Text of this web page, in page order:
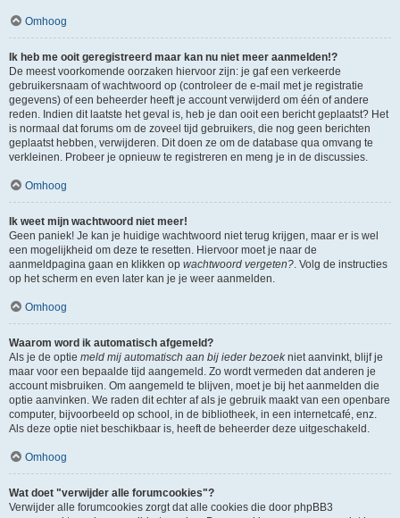
Omhoog
Ik heb me ooit geregistreerd maar kan nu niet meer aanmelden!?
De meest voorkomende oorzaken hiervoor zijn: je gaf een verkeerde
gebruikersnaam of wachtwoord op (controleer de e-mail met je registratie
gegevens) of een beheerder heeft je account verwijderd om één of andere
reden. Indien dit laatste het geval is, heb je dan ooit een bericht geplaatst? Het
is normaal dat forums om de zoveel tijd gebruikers, die nog geen berichten
geplaatst hebben, verwijderen. Dit doen ze om de database qua omvang te
verkleinen. Probeer je opnieuw te registreren en meng je in de discussies.
Omhoog
Ik weet mijn wachtwoord niet meer!
Geen paniek! Je kan je huidige wachtwoord niet terug krijgen, maar er is wel
een mogelijkheid om deze te resetten. Hiervoor moet je naar de
aanmeldpagina gaan en klikken op wachtwoord vergeten?. Volg de instructies
op het scherm en even later kan je je weer aanmelden.
Omhoog
Waarom word ik automatisch afgemeld?
Als je de optie meld mij automatisch aan bij ieder bezoekniet aanvinkt, blijf je
maar voor een bepaalde tijd aangemeld. Zo wordt vermeden dat anderen je
account misbruiken. Om aangemeld te blijven, moet je bij het aanmelden die
optie aanvinken. We raden dit echter af als je gebruik maakt van een openbare
computer, bijvoorbeeld op school, in de bibliotheek, in een internetcafé, enz.
Als deze optie niet beschikbaar is, heeft de beheerder deze uitgeschakeld.
Omhoog
Wat doet "verwijder alle forumcookies"?
Verwijder alle forumcookies zorgt dat alle cookies die door phpBB3